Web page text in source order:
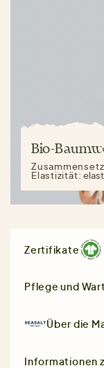
Bio-
Elastizität:
Zertifikate
Pflege und
Über die
Informationen